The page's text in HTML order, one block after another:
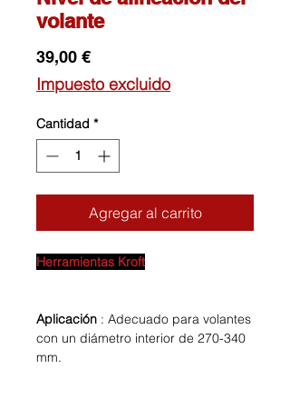
volante
39,00 €Precio
Impuesto excluido
Cantidad *
Agregar al carrito
Herramientas Kroft
Aplicación : Adecuado para volantes
con un diámetro interior de 270-340
mm.